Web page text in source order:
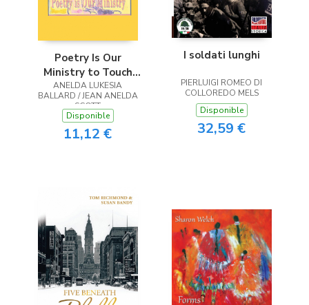
Poetry Is Our
Ministry to Touch
the Heart
ANELDA LUKESIA
BALLARD / JEAN ANELDA
SCOTT
Disponible
11,12 €
I soldati lunghi
PIERLUIGI ROMEO DI
COLLOREDO MELS
Disponible
32,59 €